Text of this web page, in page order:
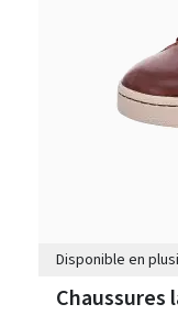
Disponible en
Chaussures